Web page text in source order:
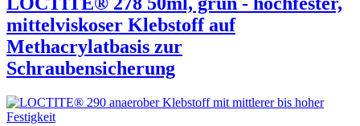
mittelviskoser Klebstoff auf
Methacrylatbasis zur
Schraubensicherung